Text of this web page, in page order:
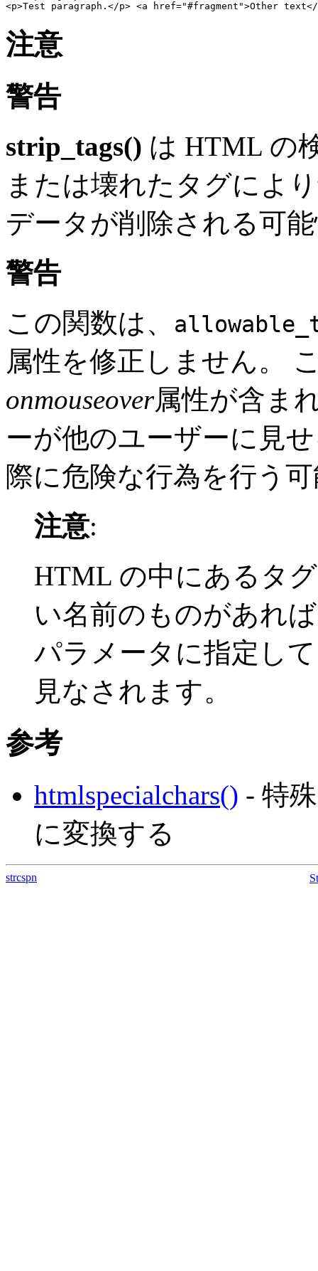
注意
警告
strip_tags() は HTML の
または壊れたタグによ
データが削除される可
警告
この関数は、
属性を修正しません。
onmouseover属性が含ま
ーが他のユーザーに見
際に危険な行為を行う
注意:
HTML の中にあるタ
い名前のものがあれ
パラメータに指定し
見なされます。
参考
htmlspecialchars() - 特
に変換する
strcspn